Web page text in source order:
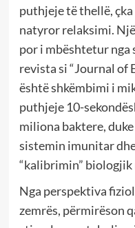
puthjeje të thellë, çka
natyror relaksimi.
por i mbështetur
revista si “Journal of
është shkëmbimi i
puthjeje 10-
miliona baktere,
sistemin imunitar
“kalibrimin” biologjik
Nga perspektiva
zemrës, përmirëson